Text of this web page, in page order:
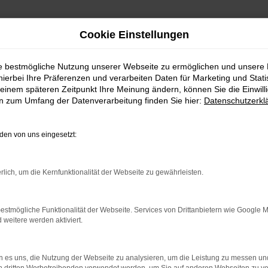
gerecht wird? Dann ist der Crosstrek die ideale Wahl für
Auswahl an Subaru-Fahrzeugen
Seite, um sicherzustellen, dass Sie das Fahrzeug finden,
leistungsstarken Geländewagen suchen - wir haben das
um Subaru bieten wir Ihnen zusätzlich eine Vielzahl von
Cookie Einstellungen
bestmögliche Nutzung unserer Webseite zu ermöglichen und unsere
Ihre Präferenzen und verarbeiten Daten für Marketing und
späteren Zeitpunkt Ihre Meinung ändern, können Sie die
zum Umfang der Datenverarbeitung finden Sie hier:
von uns eingesetzt:
um die Kernfunktionalität der Webseite zu gewährleisten.
Funktionalität der Webseite. Services von Drittanbietern wie Google
weitere werden aktiviert.
es uns, die Nutzung der Webseite zu analysieren, um die Leistung zu messen